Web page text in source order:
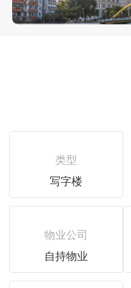
类型
写字楼
物业公司
自持物业